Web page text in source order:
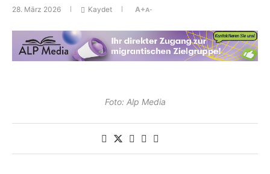
28. März 2026 Kaydet A+A-
Foto: Alp Media